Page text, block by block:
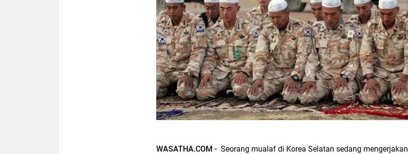
WASATHA.COM - Seorang mualaf di Korea Selatan sedang mengerjakan